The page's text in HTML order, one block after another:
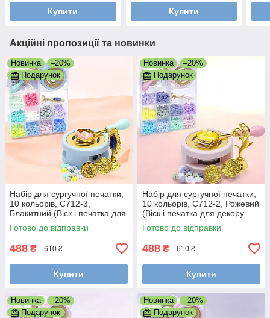
Купити Купити
Акційні пропозиції та новинки
Новинка
–20%
Подарунок
Набір для сургучної печатки,
10 кольорів, C712-3,
Блакитний (Віск і печатка для
декору конвертів і
подарунків)
Готово до відправки
488 ₴ 610 ₴
Купити
Новинка
–20%
Подарунок
Набір для сургучної печатки,
10 кольорів, C712-2, Рожевий
(Віск і печатка для декору
конвертів і подарунків)
Готово до відправки
488 ₴ 610 ₴
Купити
Новинка
–20%
Подарунок
Новинка
–20%
Подарунок